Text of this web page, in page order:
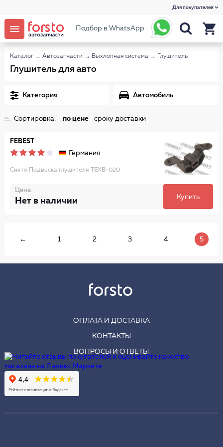
Для покупателей
Подбор в WhatsApp
Каталог → Автозапчасти → Выхлопная система → Глушитель
Глушитель для авто
Категория Автомобиль
Сортировка: по цене сроку доставки
FEBEST
Германия
Снято Подвеска глушителя TEXB-020
Цена
Нет в наличии Купить
← 1 2 3 4 5
ОПЛАТА И ДОСТАВКА
КОНТАКТЫ
ВОПРОСЫ И ОТВЕТЫ